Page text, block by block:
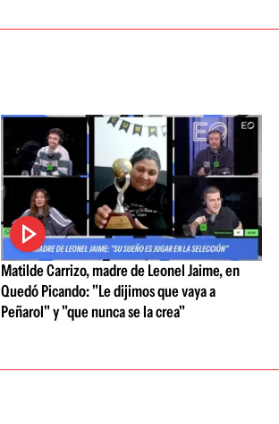
Matilde Carrizo, madre de Leonel Jaime, en
Quedó Picando: "Le dijimos que vaya a
Peñarol" y "que nunca se la crea"